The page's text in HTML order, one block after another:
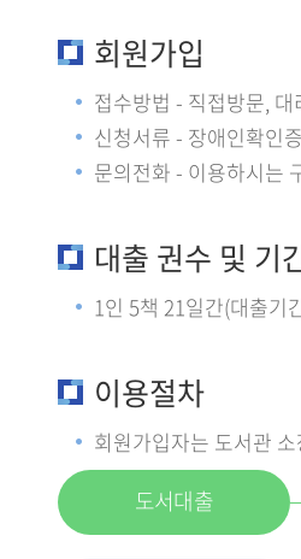
회원가입
접수방법 - 직접방문, 대
신청서류 - 장애인확인
문의전화 - 이용하시는
대출 권수 및 기
1인 5책 21일간(대출기
이용절차
회원가입자는 도서관
도서대출